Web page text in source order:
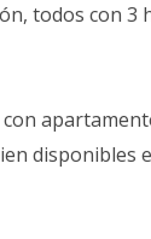
todos con